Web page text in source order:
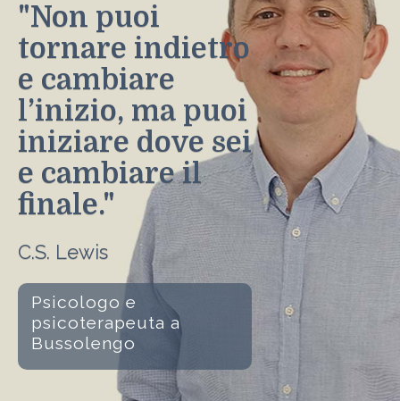
Articoli
Contatti
"Non puoi
tornare indietro
e cambiare
l’inizio, ma puoi
iniziare dove sei
e cambiare il
finale."
C.S. Lewis
Psicologo e
psicoterapeuta a
Bussolengo